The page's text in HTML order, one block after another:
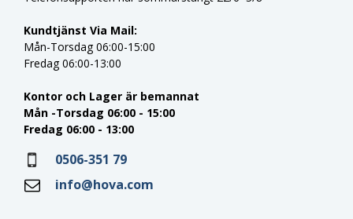
Kundtjänst Via Mail:
Mån-Torsdag 06:00-15:00
Fredag 06:00-13:00
Kontor och Lager är bemannat
Mån -Torsdag 06:00 - 15:00
Fredag 06:00 - 13:00
0506-351 79
info@hova.com